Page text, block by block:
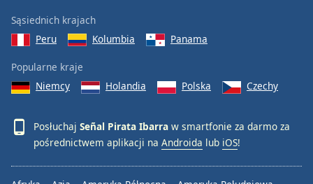
End
dialog
window.
Sąsiednich krajach
Peru
Kolumbia Panama
Popularne kraje
Niemcy
Holandia Polska Czechy
Posłuchaj Señal Pirata Ibarra w smartfonie za darmo za
pośrednictwem aplikacji na Androida lub iOS!